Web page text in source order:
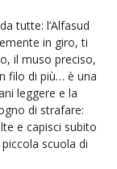
tutte: l’Alfasud
in giro, ti
il muso preciso,
filo di più… è una
leggere e la
di strafare:
e capisci subito
scuola di